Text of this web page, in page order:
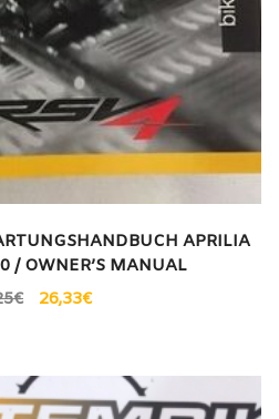
APRILIA
/ OWNER’S MANUAL
€ 26,33€